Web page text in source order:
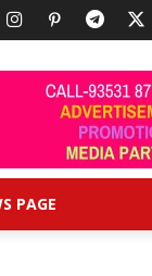
PAGE